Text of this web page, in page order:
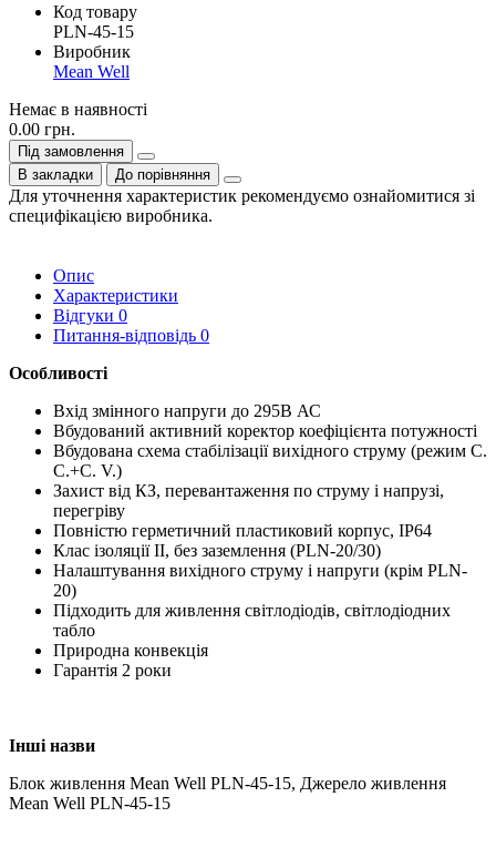
Код товару
PLN-45-15
Виробник
Mean Well
Немає в наявності
0.00 грн.
Під замовлення
В закладки
До порівняння
Для уточнення характеристик рекомендуємо ознайомитися зі
специфікацією виробника.
Опис
Характеристики
Відгуки 0
Питання-відповідь 0
Особливості
Вхід змінного напруги до 295В АС
Вбудований активний коректор коефіцієнта потужності
Вбудована схема стабілізації вихідного струму (режим С.
С.+С. V.)
Захист від КЗ, перевантаження по струму і напрузі,
перегріву
Повністю герметичний пластиковий корпус, IP64
Клас ізоляції II, без заземлення (PLN-20/30)
Налаштування вихідного струму і напруги (крім PLN-
20)
Підходить для живлення світлодіодів, світлодіодних
табло
Природна конвекція
Гарантія 2 роки
Інші назви
Блок живлення Mean Well PLN-45-15, Джерело живлення
Mean Well PLN-45-15